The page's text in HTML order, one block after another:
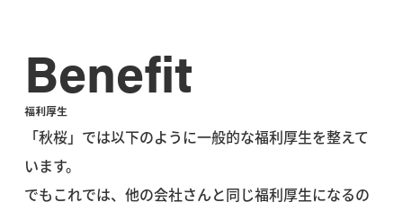
Benefit
福利厚生
「秋桜」では以下のように一般的な福利厚生を整えて
います。
でもこれでは、他の会社さんと同じ福利厚生になるの